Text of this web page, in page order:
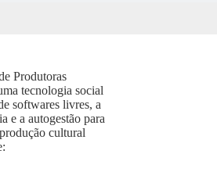
Produtoras
tecnologia social
softwares livres, a
e a autogestão para
cultural